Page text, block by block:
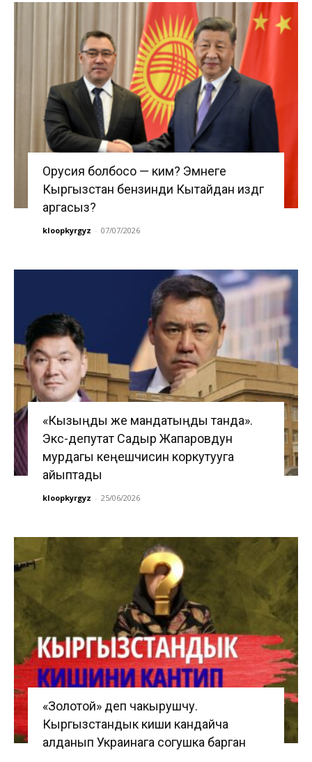
Орусия болбосо — ким? Эмнеге
Кыргызстан бензинди Кытайдан издөөгө
аргасыз?
kloopkyrgyz - 07/07/2026
«Кызыңды же мандатыңды танда».
Экс-депутат Садыр Жапаровдун
мурдагы кеңешчисин коркутууга
айыптады
kloopkyrgyz - 25/06/2026
«Золотой» деп чакырушчу.
Кыргызстандык киши кандайча
алданып Украинага согушка барган